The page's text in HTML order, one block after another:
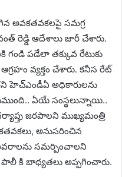
అవకతవకలపై సమగ్ర
రెడ్డి ఆదేశాలు జారీ చేశారు.
పడేలా తక్కువ రేటుకు
వ్యక్తం చేశారు. కనీస రేట్
హెచ్ఎండీఏ అధికారులను
ఏయే సంస్థలున్నాయి..
జరపాలని ముఖ్యమంత్రి
అనుసరించిన
సమర్పించాలని
కి బాధ్యతలు అప్పగించారు.